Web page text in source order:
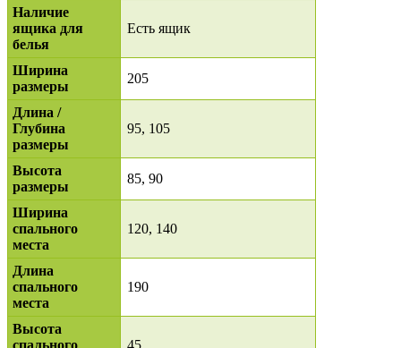
Наличие
ящика для
белья
Есть ящик
Ширина
размеры
205
Длина /
Глубина
размеры
95, 105
Высота
размеры
85, 90
Ширина
спального
места
120, 140
Длина
спального
места
190
Высота